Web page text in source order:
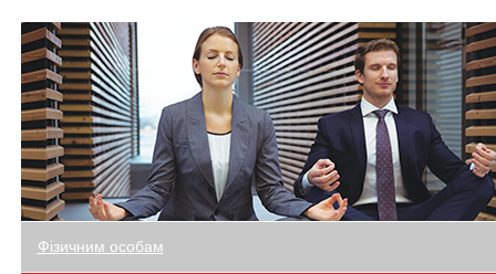
Фізичним особам